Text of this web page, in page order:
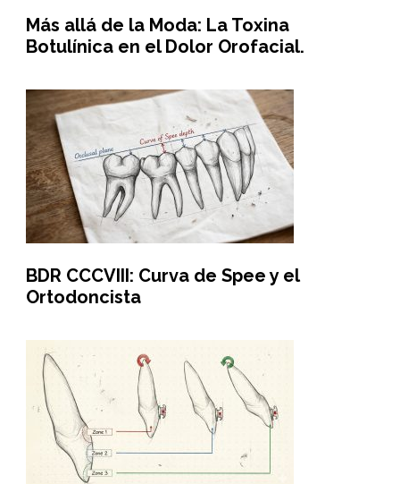
Más allá de la Moda: La Toxina
Botulínica en el Dolor Orofacial.
BDR CCCVIII: Curva de Spee y el
Ortodoncista